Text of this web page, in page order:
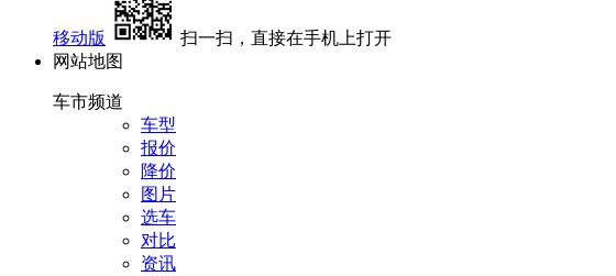
移动版
扫一扫，直接在手机上打开
网站地图
车市频道
车型
报价
降价
图片
选车
对比
资讯